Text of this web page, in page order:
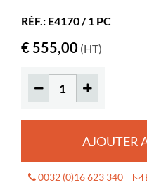
Livres standards
Verrouillables
Profondeur
utile
Longueur utile 421
RÉF.: E4170 / 1 PC
€ 555,00 (HT)
AJOUTER
0032 (0)16 623 340